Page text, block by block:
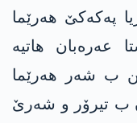
پەکەکێ ھەرێما
عەرەبان ھاتیە
ب شەر ھەرێما
ب تیرۆر و شەرێ